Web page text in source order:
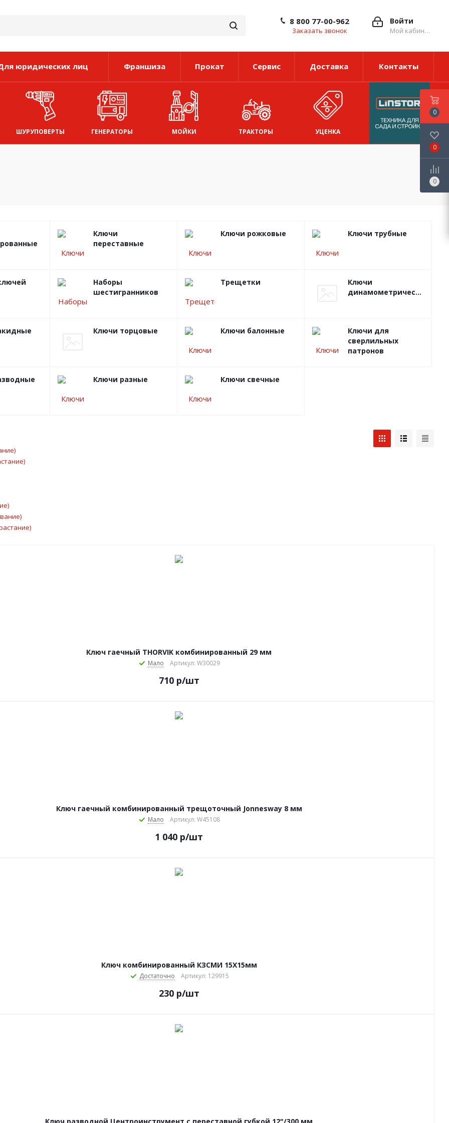
Войти
Мой кабинет
8 800 77-00-962
Заказать звонок
юридических лиц Франшиза Прокат Сервис Доставка Контакты
ШУРУПОВЕРТЫ ГЕНЕРАТОРЫ МОЙКИ ТРАКТОРЫ УЦЕНКА
Ключи
переставные
Ключи рожковые Ключи трубные
Наборы
шестигранников
Трещетки
Ключи
динамометрические
Ключи торцовые Ключи балонные
Ключи для
сверлильных
патронов
Ключи разные Ключи свечные
Ключ гаечный THORVIK комбинированный 29 мм
Мало Артикул: W30029
710р/шт
Ключ гаечный комбинированный трещоточный Jonnesway 8 мм
Мало Артикул: W45108
1 040 р/шт
Ключ комбинированный КЗСМИ 15Х15мм
Достаточно Артикул: 129915
230р/шт
0
0
0